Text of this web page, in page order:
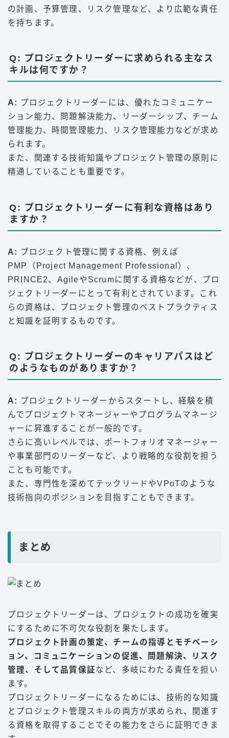
の計画、予算管理、リスク管理など、より広範な責任
を持ちます。
Q: プロジェクトリーダーに求められる主なス
キルは何ですか？
A: プロジェクトリーダーには、優れたコミュニケー
ション能力、問題解決能力、リーダーシップ、チーム
管理能力、時間管理能力、リスク管理能力などが求め
られます。
また、関連する技術知識やプロジェクト管理の原則に
精通していることも重要です。
Q: プロジェクトリーダーに有利な資格はあり
ますか？
A: プロジェクト管理に関する資格、例えば
PMP（Project Management Professional）、
PRINCE2、AgileやScrumに関する資格などが、プロ
ジェクトリーダーにとって有利とされています。これ
らの資格は、プロジェクト管理のベストプラクティス
と知識を証明するものです。
Q: プロジェクトリーダーのキャリアパスはど
のようなものがありますか？
A: プロジェクトリーダーからスタートし、経験を積
んでプロジェクトマネージャーやプログラムマネージ
ャーに昇進することが一般的です。
さらに高いレベルでは、ポートフォリオマネージャー
や事業部門のリーダーなど、より戦略的な役割を担う
ことも可能です。
また、専門性を深めてテックリードやVPoTのような
技術指向のポジションを目指すこともできます。
まとめ
プロジェクトリーダーは、プロジェクトの成功を確実
にするために不可欠な役割を果たします。
プロジェクト計画の策定、チームの指導とモチベーシ
ョン、コミュニケーションの促進、問題解決、リスク
管理、そして品質保証など、多岐にわたる責任を担い
ます。
プロジェクトリーダーになるためには、技術的な知識
とプロジェクト管理スキルの両方が求められ、関連す
る資格を取得することでその能力をさらに証明できま